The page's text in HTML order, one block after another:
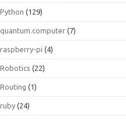
Python (129)
quantum.computer (7)
raspberry-pi (4)
Robotics (22)
Routing (1)
ruby (24)